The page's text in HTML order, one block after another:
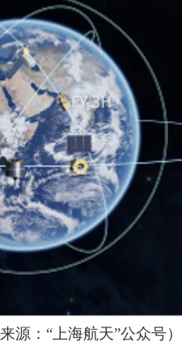
源：“上海航天”公众号）